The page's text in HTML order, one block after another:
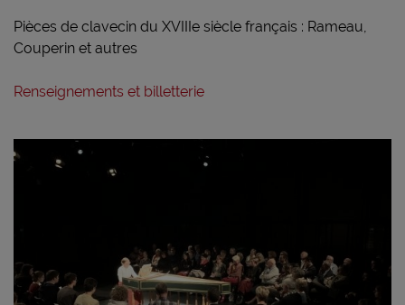
Pièces de clavecin du XVIIIe siècle français : Rameau,
Couperin et autres
Renseignements et billetterie